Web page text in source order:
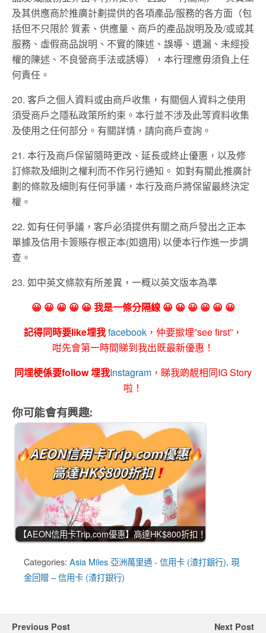
及其供應商於推廣計劃提供的各項產品/服務的各方面（包
括但不只限於 質素、供應量、商戶的產品說明及及/或或其
服務、虛假商品說明、不實的陳述、誤導、遺漏、未經授
權的陳述、不良營商手法或誘導），本行理應毋須負上任
何責任。
20. 客戶之個人資料或由商戶收集，有關個人資料之使用
須受商戶之隱私政策所約束。本行並不涉及此等資料收集
及使用之任何部分。有關詳情，請向商戶查詢。
21. 本行及商戶保留隨時更改、延長或終止優惠，以及修
訂條款及細則之權利而不作另行通知。 如對有關此推廣計
劃的條款及細則有任何爭議，本行及商戶將保留最終決定
權。
22. 如有任何爭議，客戶必須提供有關之商戶發出之正本
單據及信用卡簽賬存根正本(如適用) 以便本行作進一步調
查。
23. 如中英文條款有所差異，一概以英文版本為準
😀 😀 😀 😀 😀 我是一條分隔線 😀 😀 😀 😀 😀 😀
記得同時要like埋我facebook ，仲要撳埋”see first”，
咁先會第一時間睇到我出既最新優惠！
同埋梗係要follow 埋我Instagram ，睇我啲靚相同IG Story
啦！
你可能會有興趣:
【AEON信用卡Trip.com優惠】高達HK$800折扣！
Categories: Asia Miles 亞洲萬里通 - 信用卡 (渣打銀行), 現
金回贈 – 信用卡 (渣打銀行)
Previous Post Next Post